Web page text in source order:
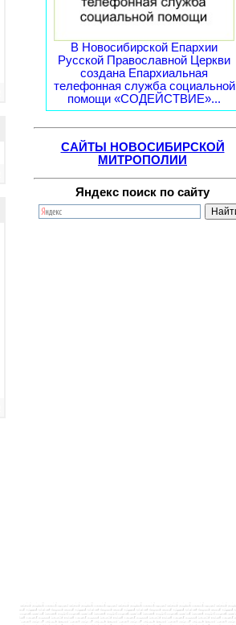
В Новосибирской Епархии
Русской Православной Церкви
создана Епархиальная
телефонная служба социальной
помощи «СОДЕЙСТВИЕ»...
САЙТЫ НОВОСИБИРСКОЙ
МИТРОПОЛИИ
Яндекс поиск по сайту